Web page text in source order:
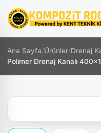
Ana Sayfa/Ürünler/Drenaj
Polimer Drenaj Kanalı